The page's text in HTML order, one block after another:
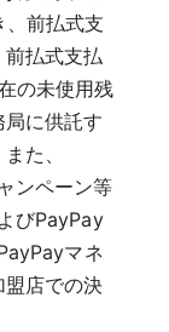
、前払式支
払式支払
の未使用残
に供託す
た、
ンペーン等
びPayPay
マネ
盟店での決